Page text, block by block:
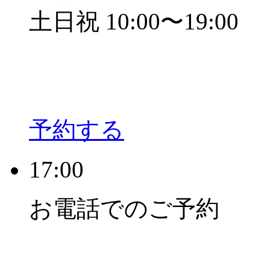
土日祝 10:00〜19:00
予約する
17:00
お電話でのご予約